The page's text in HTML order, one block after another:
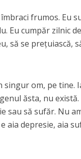
frumos. Eu
Eu cumpăr zilnic
să se prețuiască,
om, pe tine.
ăsta, nu
sau să sufăr. Nu
aia depresie, aia